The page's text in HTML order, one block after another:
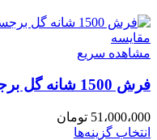
مقایسه
مشاهده سریع
فرش 1500 شانه گل برجسته کد 15039
51،000،000 تومان
انتخاب گزینه‌ها